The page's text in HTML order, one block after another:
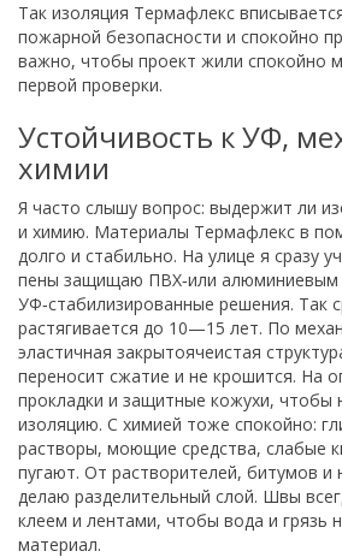
Так изоляция Термафлекс
пожарной безопасности и спокойно
важно, чтобы проект жили спокойно
первой проверки.
Устойчивость к УФ,
химии
Я часто слышу вопрос: выдержит ли
и химию. Материалы Термафлекс в
долго и стабильно. На улице я сразу
пены защищаю ПВХ‑или алюминиевым
УФ‑стабилизированные решения. Так
растягивается до 10—15 лет. По
эластичная закрытоячеистая
переносит сжатие и не крошится. На
прокладки и защитные кожухи, чтобы
изоляцию. С химией тоже спокойно:
растворы, моющие средства, слабые
пугают. От растворителей, битумов и
делаю разделительный слой. Швы
клеем и лентами, чтобы вода и грязь
материал.